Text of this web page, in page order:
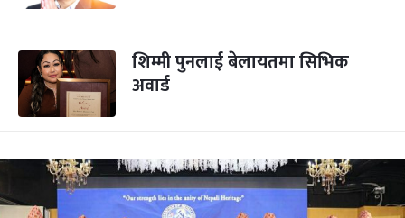
शिम्मी पुनलाई बेलायतमा सिभिक
अवार्ड